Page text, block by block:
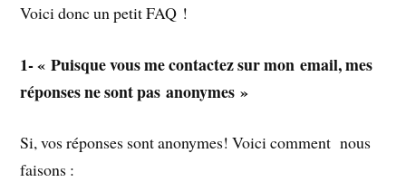
Voici donc un petit FAQ !
1- « Puisque vous me contactez sur mon email, mes
réponses ne sont pas anonymes »
Si, vos réponses sont anonymes! Voici comment nous
faisons :